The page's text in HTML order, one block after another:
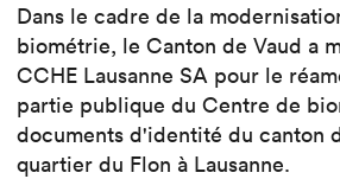
Dans le cadre de la
biométrie, le Canton de Vaud a
CCHE Lausanne SA pour le
partie publique du Centre de
documents d'identité du canton
quartier du Flon à Lausanne.